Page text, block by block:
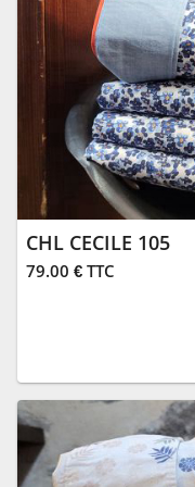
CHL CECILE 105
79.00 € TTC